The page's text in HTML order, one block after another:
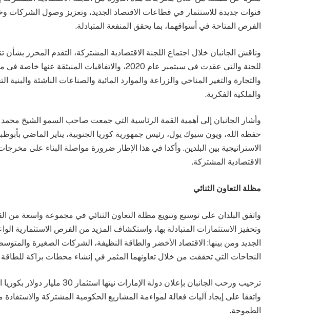
قنوات جديدة للاستثمار في قطاعات الاقتصاد الجديد، وتعزيز وصول الشركات
الفرص المتاحة في أسواقهما، بما يحقق المنفعة المتبادلة.
وناقش الجانبان خلال اجتماع اللجنة الاقتصادية المشتركة، التقدم المحرز بشأن
للجنة والتي عقدت في سبتمبر عام 2020، والاتفاقيات
والتجارة والتغير المناخي والزراعة والموارد المائية والصناعات الناشئة والبنية
والملكية الفكرية.
وأشار الجانبان إلى أهمية القمة الرئاسية التي جمعت صاحب السمو الشيخ محمد
حفظه الله، ويون سيوك يول، رئيس جمهورية كوريا الجنوبية، يناير الماضي
الاستراتيجية بين البلدين. وأكدا في هذا الإطار ضرورة مواصلة البناء على
الاقتصادية المشتركة.
مظلة التعاون الثنائي
واتفق البلدان على توسيع وتنويع مظلة التعاون الثنائي في مجموعة واسعة من
وتحفيز الاستثمارات المتبادلة بها، واستكشاف المزيد من الفرص الاستثمارية
الجديد ومن بينها: الاقتصاد الأخضر والطاقة النظيفة، الشركات الصغيرة
النجاحات التي تحققت من خلال تعاونهما المثمر في إنشاء محطات براكة للطاقة
ترحيب ورحب الجانبان بإعلان دولة
واتفقا على إيجاد آليات فعالة لمواءمة المشاريع الحكومية المشتركة
الطموحة.